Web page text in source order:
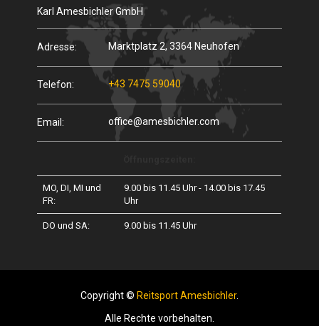
Karl Amesbichler GmbH
Adresse: Marktplatz 2, 3364 Neuhofen
Telefon: +43 7475 59040
Email: office@amesbichler.com
MO, DI, MI und
FR:
9.00 bis 11.45 Uhr - 14.00 bis 17.45
Uhr
DO und SA: 9.00 bis 11.45 Uhr
Copyright © Reitsport Amesbichler.
Alle Rechte vorbehalten.